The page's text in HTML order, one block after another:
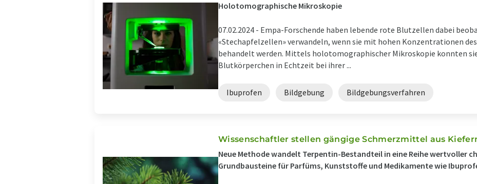
Holotomographische Mikroskopie
07.02.2024 - Empa-Forschende haben lebende rote Blutzellen dabei
«Stechapfelzellen» verwandeln, wenn sie mit hohen Konzentrationen
behandelt werden. Mittels holotomographischer Mikroskopie konnten
Blutkörperchen in Echtzeit bei ihrer ...
Ibuprofen Bildgebung Bildgebungsverfahren
Wissenschaftler stellen gängige Schmerzmittel aus
Neue Methode wandelt Terpentin-Bestandteil in eine Reihe wertvoller
Grundbausteine für Parfüms, Kunststoffe und Medikamente wie